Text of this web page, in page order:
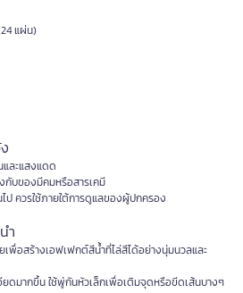
แผ่น)
และแสงแดด
กับของมีคมหรือสารเคมี
ป ควรใช้ภายใต้การดูแลของผู้ปกครอง
ำ
เพื่อสร้างเอฟเฟกต์สีน้ำที่ไล่สีได้อย่างนุ่มนวลและ
ยดมากขึ้น ใช้พู่กันหัวเล็กเพื่อเติมจุดหรือขีดเส้นบางๆ